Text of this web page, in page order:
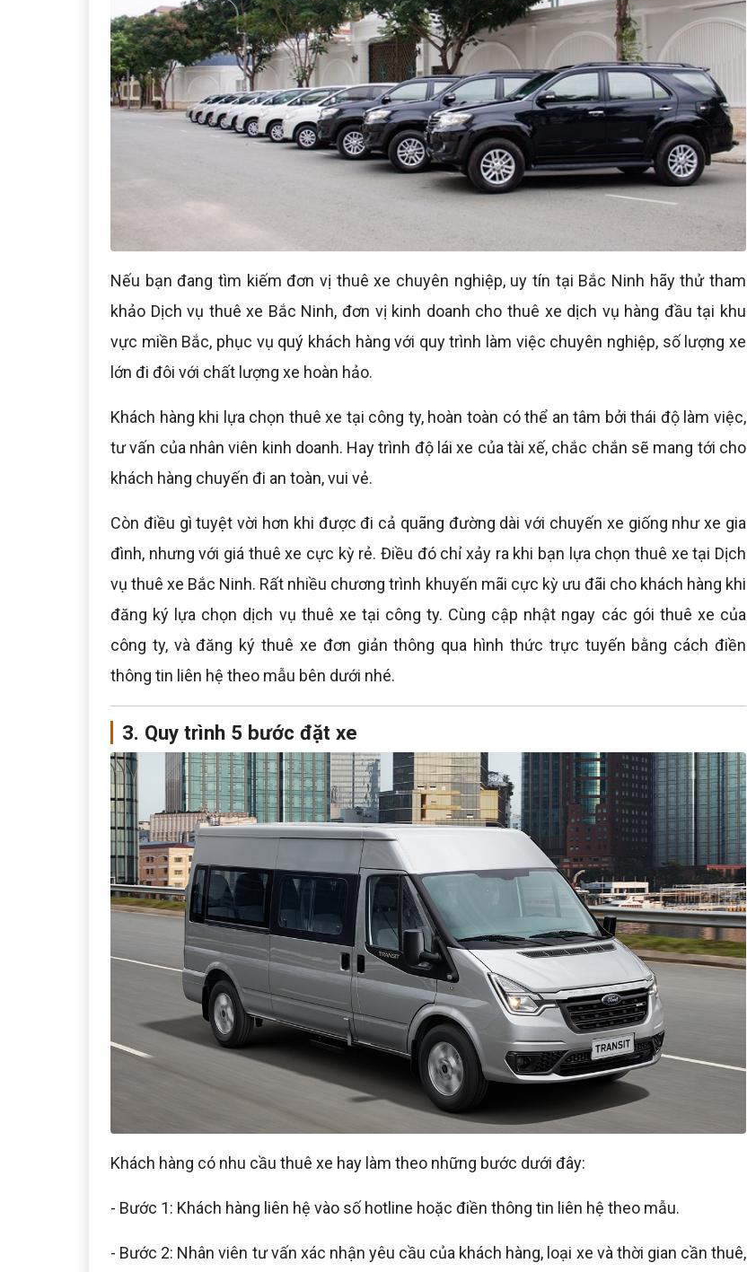
Nếu bạn đang tìm kiếm đơn vị thuê xe chuyên nghiệp, uy tín tại Bắc Ninh hãy thử tham
khảo Dịch vụ thuê xe Bắc Ninh, đơn vị kinh doanh cho thuê xe dịch vụ hàng đầu tại khu
vực miền Bắc, phục vụ quý khách hàng với quy trình làm việc chuyên nghiệp, số lượng xe
lớn đi đôi với chất lượng xe hoàn hảo.
Khách hàng khi lựa chọn thuê xe tại công ty, hoàn toàn có thể an tâm bởi thái độ làm việc,
tư vấn của nhân viên kinh doanh. Hay trình độ lái xe của tài xế, chắc chắn sẽ mang tới cho
khách hàng chuyến đi an toàn, vui vẻ.
Còn điều gì tuyệt vời hơn khi được đi cả quãng đường dài với chuyến xe giống như xe gia
đình, nhưng với giá thuê xe cực kỳ rẻ. Điều đó chỉ xảy ra khi bạn lựa chọn thuê xe tại Dịch
vụ thuê xe Bắc Ninh. Rất nhiều chương trình khuyến mãi cực kỳ ưu đãi cho khách hàng khi
đăng ký lựa chọn dịch vụ thuê xe tại công ty. Cùng cập nhật ngay các gói thuê xe của
công ty, và đăng ký thuê xe đơn giản thông qua hình thức trực tuyến bằng cách điền
thông tin liên hệ theo mẫu bên dưới nhé.
3. Quy trình 5 bước đặt xe
Khách hàng có nhu cầu thuê xe hay làm theo những bước dưới đây:
- Bước 1: Khách hàng liên hệ vào số hotline hoặc điền thông tin liên hệ theo mẫu.
- Bước 2: Nhân viên tư vấn xác nhận yêu cầu của khách hàng, loại xe và thời gian cần thuê,